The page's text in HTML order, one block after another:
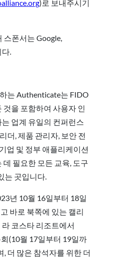
)로 보내주시기
스폰서는 Google,
.
는 Authenticate는 FIDO
것을 포함하여 사용자 인
업계 유일의 컨퍼런스
더, 제품 관리자, 보안 전
업 및 정부 애플리케이션
필요한 모든 교육, 도구
는 곳입니다.
년 10월 16일부터 18일
바로 북쪽에 있는 캘리
코스타 리조트에서
(10월 17일부터 19일까
더 많은 참석자를 위한 더